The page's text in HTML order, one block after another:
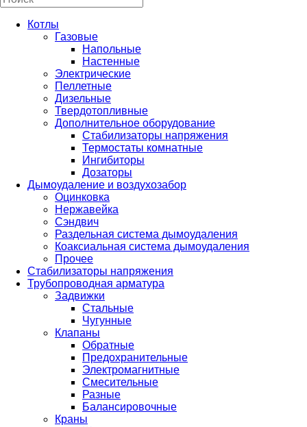
Котлы
Газовые
Напольные
Настенные
Электрические
Пеллетные
Дизельные
Твердотопливные
Дополнительное оборудование
Стабилизаторы напряжения
Термостаты комнатные
Ингибиторы
Дозаторы
Дымоудаление и воздухозабор
Оцинковка
Нержавейка
Сэндвич
Раздельная система дымоудаления
Коаксиальная система дымоудаления
Прочее
Стабилизаторы напряжения
Трубопроводная арматура
Задвижки
Стальные
Чугунные
Клапаны
Обратные
Предохранительные
Электромагнитные
Смесительные
Разные
Балансировочные
Краны